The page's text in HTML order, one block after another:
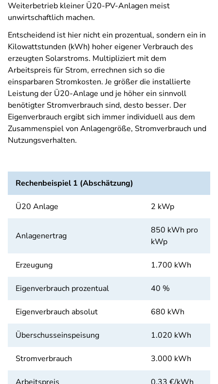
Weiterbetrieb kleiner Ü20-PV-Anlagen meist
unwirtschaftlich machen.
Entscheidend ist hier nicht ein prozentual, sondern ein in
Kilowattstunden (kWh) hoher eigener Verbrauch des
erzeugten Solarstroms. Multipliziert mit dem
Arbeitspreis für Strom, errechnen sich so die
einsparbaren Stromkosten. Je größer die installierte
Leistung der Ü20-Anlage und je höher ein sinnvoll
benötigter Stromverbrauch sind, desto besser. Der
Eigenverbrauch ergibt sich immer individuell aus dem
Zusammenspiel von Anlagengröße, Stromverbrauch und
Nutzungsverhalten.
Rechenbeispiel 1 (Abschätzung)
Ü20 Anlage 2 kWp
Anlagenertrag
850 kWh pro
kWp
Erzeugung 1.700 kWh
Eigenverbrauch prozentual 40 %
Eigenverbrauch absolut 680 kWh
Überschusseinspeisung 1.020 kWh
Stromverbrauch 3.000 kWh